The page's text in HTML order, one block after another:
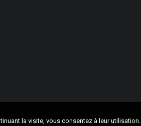
la visite, vous consentez à leur utilisation.